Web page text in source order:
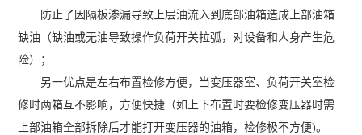
防止了因隔板渗漏导致上层油流入到底部油箱造成上部油箱
缺油（缺油或无油导致操作负荷开关拉弧，对设备和人身产生危
险）；
另一优点是左右布置检修方便，当变压器室、负荷开关室检
修时两箱互不影响，方便快捷（如上下布置时要检修变压器时需
上部油箱全部拆除后才能打开变压器的油箱，检修极不方便)。